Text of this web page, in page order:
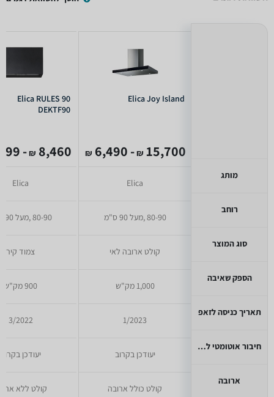
מותג
רוחב
סוג המוצר
הספק שאיבה
תאריך כניסה לזאפ
חיבור אוטומטי לכיריים
ארובה
Elica Joy Island
15,700
₪
- 6,490
₪
Elica
80-90 ,מעל 90 ס"מ
קולט ארובה לאי
1,000 מק"ש
1/2023
יעודכן בקרוב
קולט כולל ארובה
Elica RULES 90
DEKTF90
8,460
₪
- 5,999
Elica
80-90 ,מעל 90 ס"מ
צמוד קיר
900 מק"ש
3/2022
יעודכן בקרוב
קולט ללא